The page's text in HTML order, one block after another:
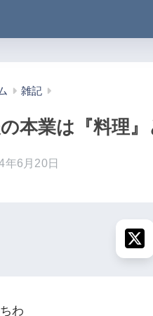
雑記
本業は『料理
年6月20日
わ